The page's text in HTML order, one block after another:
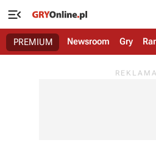

PREMIUM Newsroom Gry